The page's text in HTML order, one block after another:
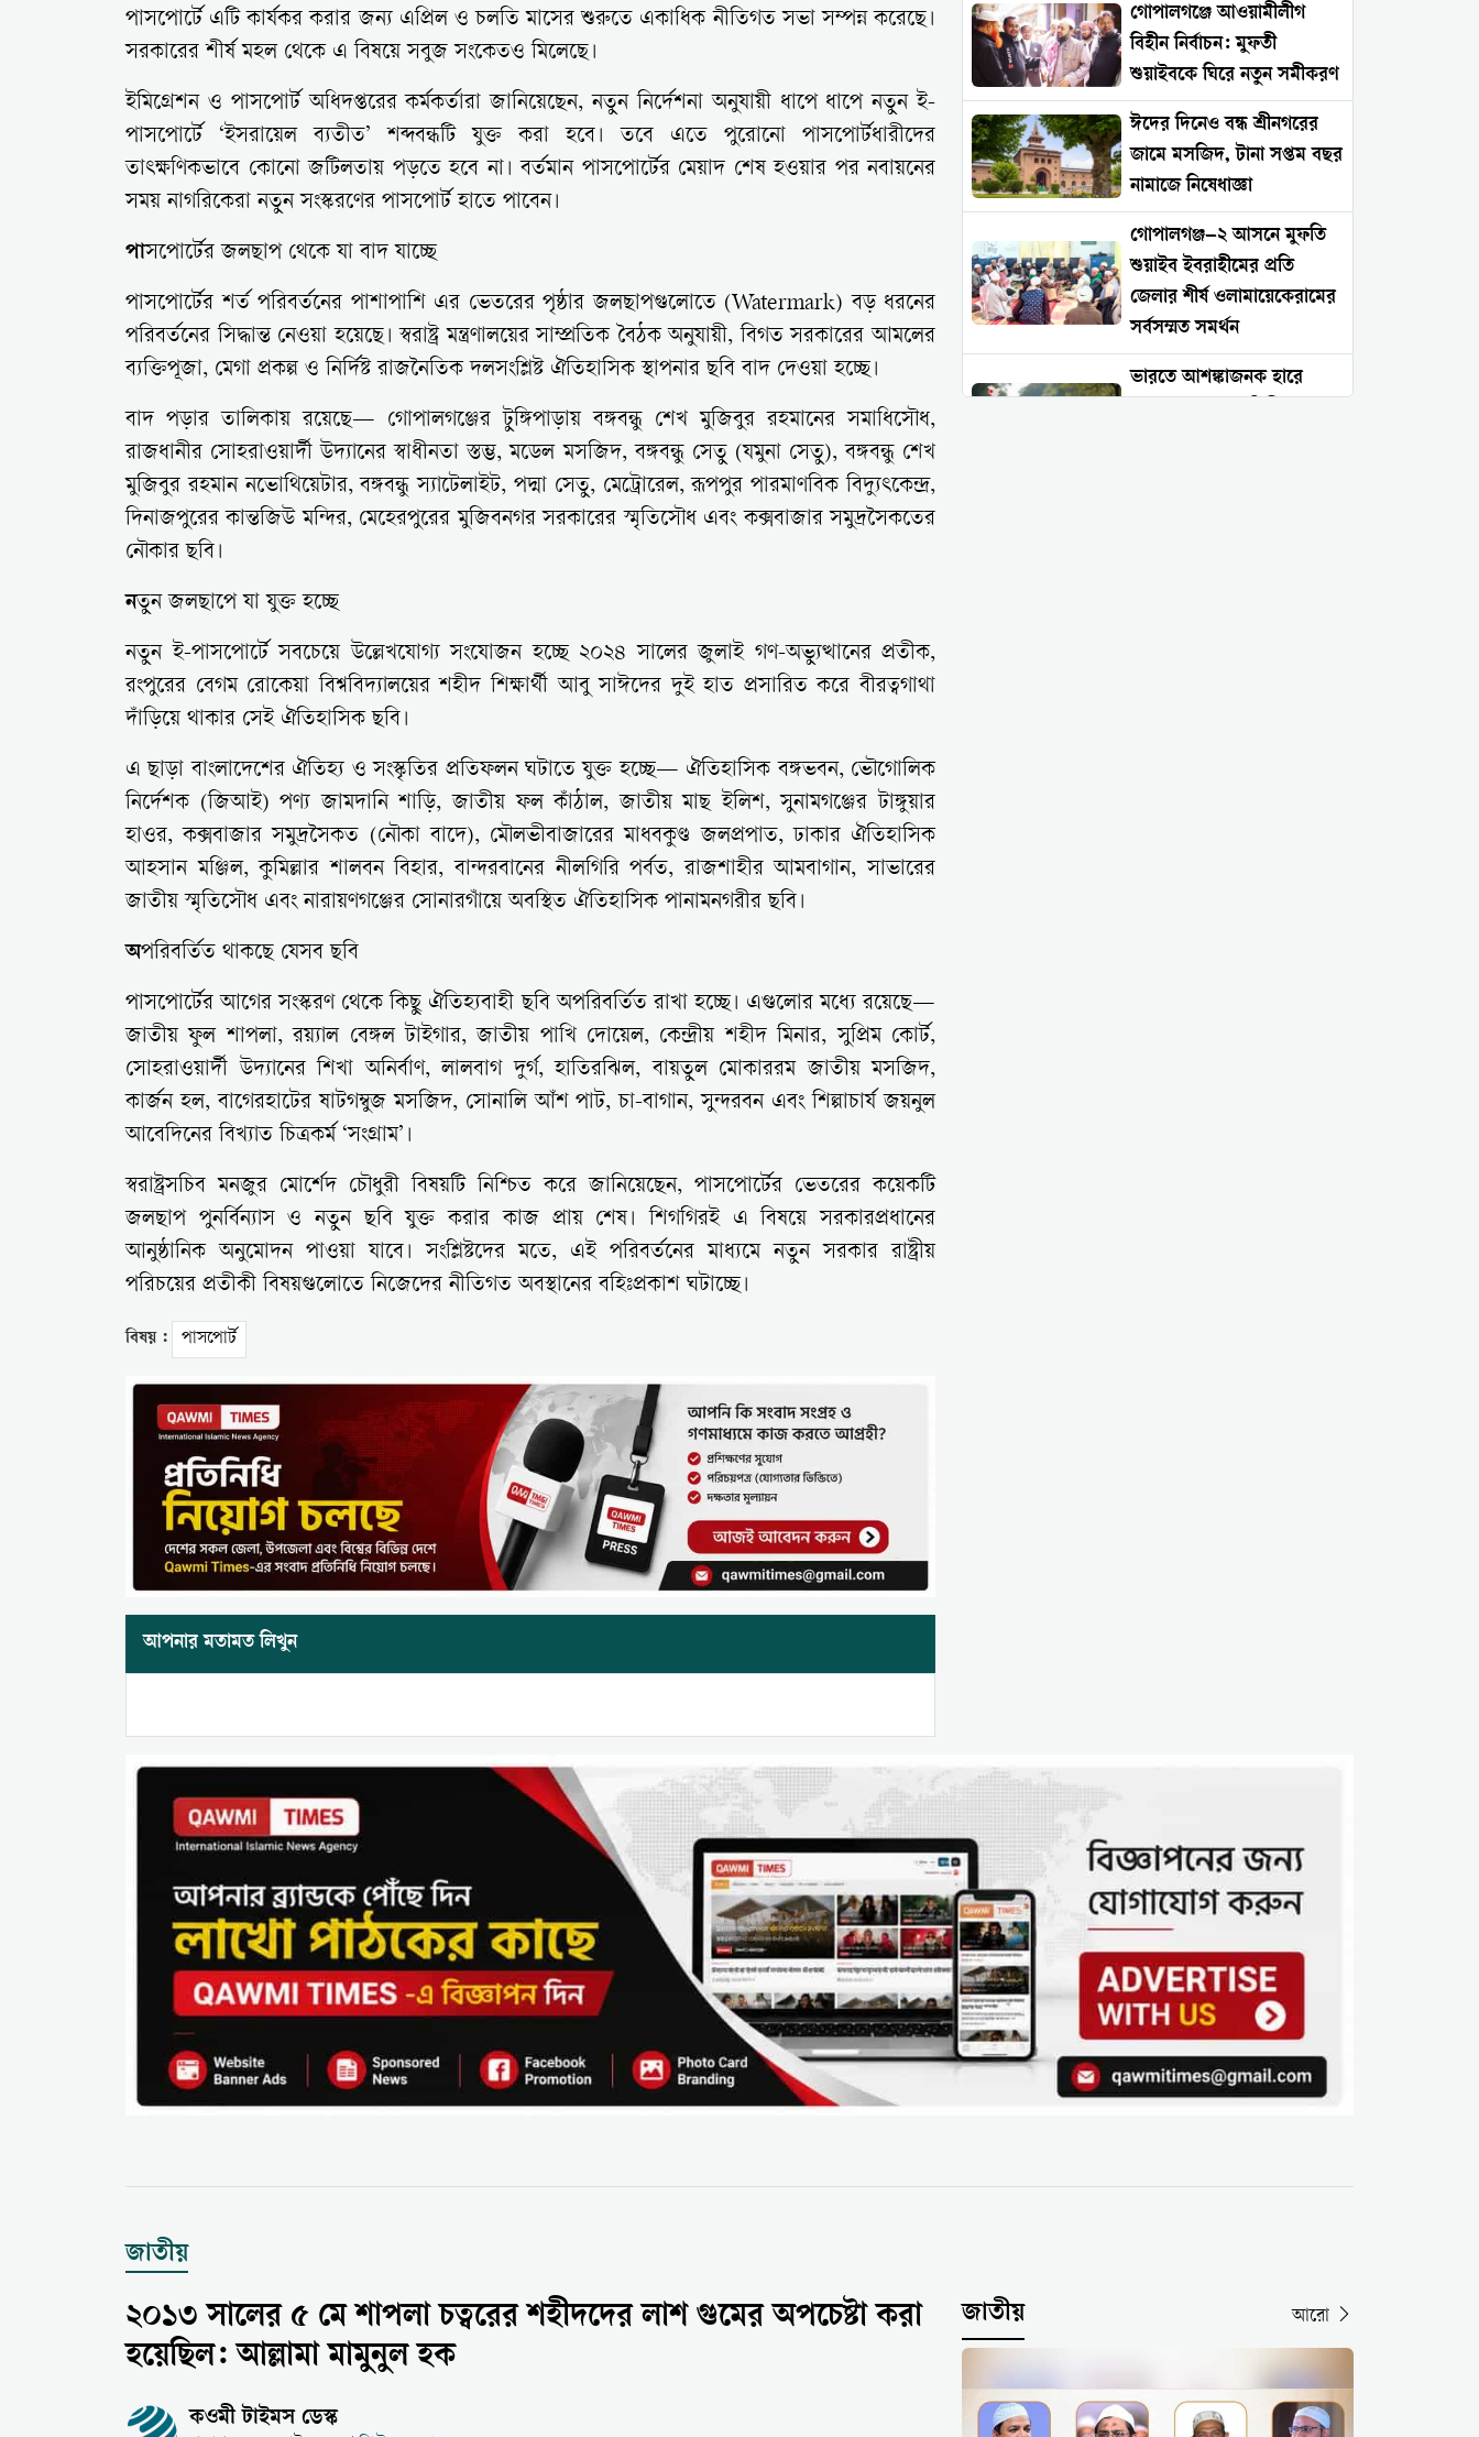
পাসপোর্টে এটি কার্যকর করার জন্য এপ্রিল ও চলতি মাসের শুরুতে একাধিক নীতিগত সভা সম্পন্ন করেছে।
সরকারের শীর্ষ মহল থেকে এ বিষয়ে সবুজ সংকেতও মিলেছে।
ইমিগ্রেশন ও পাসপোর্ট অধিদপ্তরের কর্মকর্তারা জানিয়েছেন, নতুন নির্দেশনা অনুযায়ী ধাপে ধাপে নতুন ই-
পাসপোর্টে ‘ইসরায়েল ব্যতীত’ শব্দবন্ধটি যুক্ত করা হবে। তবে এতে পুরোনো পাসপোর্টধারীদের
তাৎক্ষণিকভাবে কোনো জটিলতায় পড়তে হবে না। বর্তমান পাসপোর্টের মেয়াদ শেষ হওয়ার পর নবায়নের
সময় নাগরিকেরা নতুন সংস্করণের পাসপোর্ট হাতে পাবেন।
পাসপোর্টের জলছাপ থেকে যা বাদ যাচ্ছে
পাসপোর্টের শর্ত পরিবর্তনের পাশাপাশি এর ভেতরের পৃষ্ঠার জলছাপগুলোতে (Watermark) বড় ধরনের
পরিবর্তনের সিদ্ধান্ত নেওয়া হয়েছে। স্বরাষ্ট্র মন্ত্রণালয়ের সাম্প্রতিক বৈঠক অনুযায়ী, বিগত সরকারের আমলের
ব্যক্তিপূজা, মেগা প্রকল্প ও নির্দিষ্ট রাজনৈতিক দলসংশ্লিষ্ট ঐতিহাসিক স্থাপনার ছবি বাদ দেওয়া হচ্ছে।
বাদ পড়ার তালিকায় রয়েছে— গোপালগঞ্জের টুঙ্গিপাড়ায় বঙ্গবন্ধু শেখ মুজিবুর রহমানের সমাধিসৌধ,
রাজধানীর সোহরাওয়ার্দী উদ্যানের স্বাধীনতা স্তম্ভ, মডেল মসজিদ, বঙ্গবন্ধু সেতু (যমুনা সেতু), বঙ্গবন্ধু শেখ
মুজিবুর রহমান নভোথিয়েটার, বঙ্গবন্ধু স্যাটেলাইট, পদ্মা সেতু, মেট্রোরেল, রূপপুর পারমাণবিক বিদ্যুৎকেন্দ্র,
দিনাজপুরের কান্তজিউ মন্দির, মেহেরপুরের মুজিবনগর সরকারের স্মৃতিসৌধ এবং কক্সবাজার সমুদ্রসৈকতের
নৌকার ছবি।
নতুন জলছাপে যা যুক্ত হচ্ছে
নতুন ই-পাসপোর্টে সবচেয়ে উল্লেখযোগ্য সংযোজন হচ্ছে ২০২৪ সালের জুলাই গণ-অভ্যুত্থানের প্রতীক,
রংপুরের বেগম রোকেয়া বিশ্ববিদ্যালয়ের শহীদ শিক্ষার্থী আবু সাঈদের দুই হাত প্রসারিত করে বীরত্বগাথা
দাঁড়িয়ে থাকার সেই ঐতিহাসিক ছবি।
এ ছাড়া বাংলাদেশের ঐতিহ্য ও সংস্কৃতির প্রতিফলন ঘটাতে যুক্ত হচ্ছে— ঐতিহাসিক বঙ্গভবন, ভৌগোলিক
নির্দেশক (জিআই) পণ্য জামদানি শাড়ি, জাতীয় ফল কাঁঠাল, জাতীয় মাছ ইলিশ, সুনামগঞ্জের টাঙ্গুয়ার
হাওর, কক্সবাজার সমুদ্রসৈকত (নৌকা বাদে), মৌলভীবাজারের মাধবকুণ্ড জলপ্রপাত, ঢাকার ঐতিহাসিক
আহসান মঞ্জিল, কুমিল্লার শালবন বিহার, বান্দরবানের নীলগিরি পর্বত, রাজশাহীর আমবাগান, সাভারের
জাতীয় স্মৃতিসৌধ এবং নারায়ণগঞ্জের সোনারগাঁয়ে অবস্থিত ঐতিহাসিক পানামনগরীর ছবি।
অপরিবর্তিত থাকছে যেসব ছবি
পাসপোর্টের আগের সংস্করণ থেকে কিছু ঐতিহ্যবাহী ছবি অপরিবর্তিত রাখা হচ্ছে। এগুলোর মধ্যে রয়েছে—
জাতীয় ফুল শাপলা, রয়্যাল বেঙ্গল টাইগার, জাতীয় পাখি দোয়েল, কেন্দ্রীয় শহীদ মিনার, সুপ্রিম কোর্ট,
সোহরাওয়ার্দী উদ্যানের শিখা অনির্বাণ, লালবাগ দুর্গ, হাতিরঝিল, বায়তুল মোকাররম জাতীয় মসজিদ,
কার্জন হল, বাগেরহাটের ষাটগম্বুজ মসজিদ, সোনালি আঁশ পাট, চা-বাগান, সুন্দরবন এবং শিল্পাচার্য জয়নুল
আবেদিনের বিখ্যাত চিত্রকর্ম ‘সংগ্রাম’।
স্বরাষ্ট্রসচিব মনজুর মোর্শেদ চৌধুরী বিষয়টি নিশ্চিত করে জানিয়েছেন, পাসপোর্টের ভেতরের কয়েকটি
জলছাপ পুনর্বিন্যাস ও নতুন ছবি যুক্ত করার কাজ প্রায় শেষ। শিগগিরই এ বিষয়ে সরকারপ্রধানের
আনুষ্ঠানিক অনুমোদন পাওয়া যাবে। সংশ্লিষ্টদের মতে, এই পরিবর্তনের মাধ্যমে নতুন সরকার রাষ্ট্রীয়
পরিচয়ের প্রতীকী বিষয়গুলোতে নিজেদের নীতিগত অবস্থানের বহিঃপ্রকাশ ঘটাচ্ছে।
বিষয় : পাসপোর্ট
আপনার মতামত লিখুন
গোপালগঞ্জে আওয়ামীলীগ
বিহীন নির্বাচন: মুফতী
শুয়াইবকে ঘিরে নতুন সমীকরণ
ঈদের দিনেও বন্ধ শ্রীনগরের
জামে মসজিদ, টানা সপ্তম বছর
নামাজে নিষেধাজ্ঞা
গোপালগঞ্জ–২ আসনে মুফতি
শুয়াইব ইবরাহীমের প্রতি
জেলার শীর্ষ ওলামায়েকেরামের
সর্বসম্মত সমর্থন
ভারতে আশঙ্কাজনক হারে
জাতীয়
২০১৩ সালের ৫ মে শাপলা চত্বরের শহীদদের লাশ গুমের অপচেষ্টা করা
হয়েছিল: আল্লামা মামুনুল হক
কওমী টাইমস ডেস্ক
জাতীয় আরো